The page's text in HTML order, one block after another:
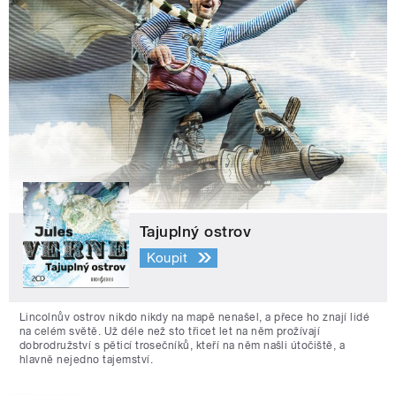
Tajuplný ostrov
Koupit
Lincolnův ostrov nikdo nikdy na mapě nenašel, a přece ho znají lidé
na celém světě. Už déle než sto třicet let na něm prožívají
dobrodružství s pěticí trosečníků, kteří na něm našli útočiště, a
hlavně nejedno tajemství.